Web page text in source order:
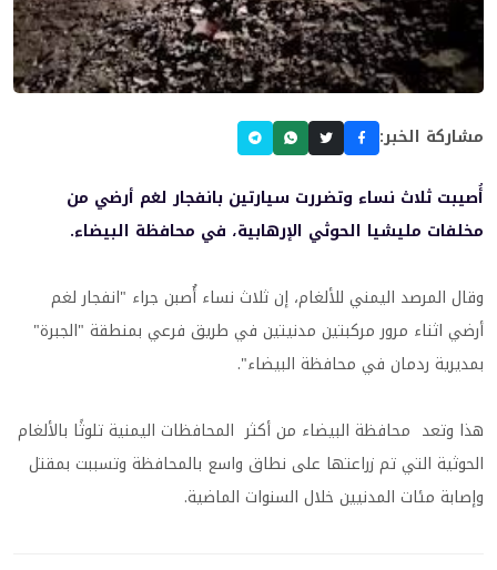
مشاركة الخبر:
أُصيبت ثلاث نساء وتضررت سيارتين بانفجار لغم أرضي من
مخلفات مليشيا الحوثي الإرهابية، في محافظة البيضاء.
وقال المرصد اليمني للألغام، إن ثلاث نساء أُصبن جراء "انفجار لغم
أرضي اثناء مرور مركبتين مدنيتين في طريق فرعي بمنطقة "الجبرة"
بمديرية ردمان في محافظة البيضاء".
هذا وتعد محافظة البيضاء من أكثر المحافظات اليمنية تلوثًا بالألغام
الحوثية التي تم زراعتها على نطاق واسع بالمحافظة وتسببت بمقتل
وإصابة مئات المدنيين خلال السنوات الماضية.